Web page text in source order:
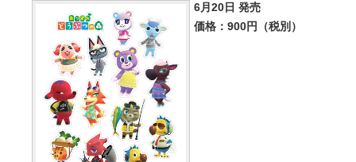
6月20日 発売
価格：900円（税別）